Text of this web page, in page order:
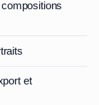
et